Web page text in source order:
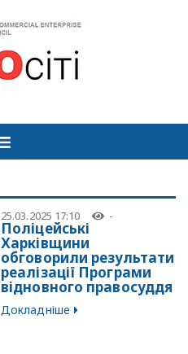
25.03.2025 17:10 -
Поліцейські
Харківщини
обговорили результати
реалізації Програми
відновного правосуддя
Докладніше